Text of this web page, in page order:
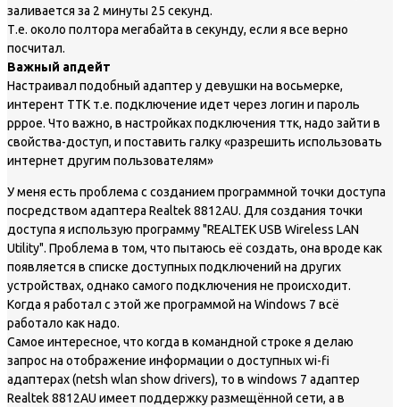
заливается за 2 минуты 25 секунд.
Т.е. около полтора мегабайта в секунду, если я все верно
посчитал.
Важный апдейт
Настраивал подобный адаптер у девушки на восьмерке,
интерент ТТК т.е. подключение идет через логин и пароль
pppoe. Что важно, в настройках подключения ттк, надо зайти в
свойства-доступ, и поставить галку «разрешить использовать
интернет другим пользователям»
У меня есть проблема с созданием программной точки доступа
посредством адаптера Realtek 8812AU. Для создания точки
доступа я использую программу "REALTEK USB Wireless LAN
Utility". Проблема в том, что пытаюсь её создать, она вроде как
появляется в списке доступных подключений на других
устройствах, однако самого подключения не происходит.
Когда я работал с этой же программой на Windows 7 всё
работало как надо.
Самое интересное, что когда в командной строке я делаю
запрос на отображение информации о доступных wi-fi
адаптерах (netsh wlan show drivers), то в windows 7 адаптер
Realtek 8812AU имеет поддержку размещённой сети, а в